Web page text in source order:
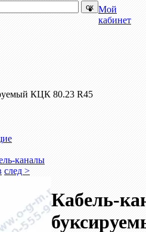
Мой
кабинет
КЦК 80.23 R45
каналы
след >
Кабель-